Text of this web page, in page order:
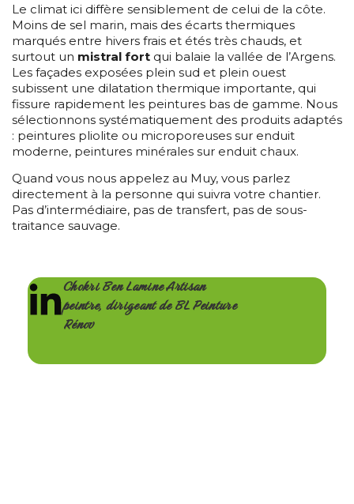
Chokri Ben Lamine Artisan
peintre, dirigeant de BL Peinture
Rénov
Le climat ici diffère sensiblement de celui de la côte.
Moins de sel marin, mais des écarts thermiques
marqués entre hivers frais et étés très chauds, et
surtout un mistral fort qui balaie la vallée de l’Argens.
Les façades exposées plein sud et plein ouest
subissent une dilatation thermique importante, qui
fissure rapidement les peintures bas de gamme. Nous
sélectionnons systématiquement des produits adaptés
: peintures pliolite ou microporeuses sur enduit
moderne, peintures minérales sur enduit chaux.
Quand vous nous appelez au Muy, vous parlez
directement à la personne qui suivra votre chantier.
Pas d’intermédiaire, pas de transfert, pas de sous-
traitance sauvage.